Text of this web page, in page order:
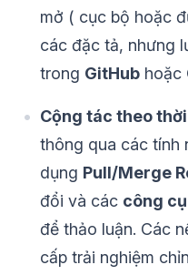
mở ( cục bộ hoặc
các đặc tả, nhưng
trong GitHub hoặc
Cộng tác theo
thông qua các tính
dụng Pull/Merge
đổi và các công
để thảo luận. Các
cấp trải nghiệm